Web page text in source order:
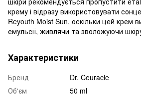
крему і відразу використовувати
Reyouth Moist Sun, оскільки цей крем
емульсії, живлячи та зволожуючи
Характеристики
Бренд
Dr. Ceuracle
Об'єм
50 ml